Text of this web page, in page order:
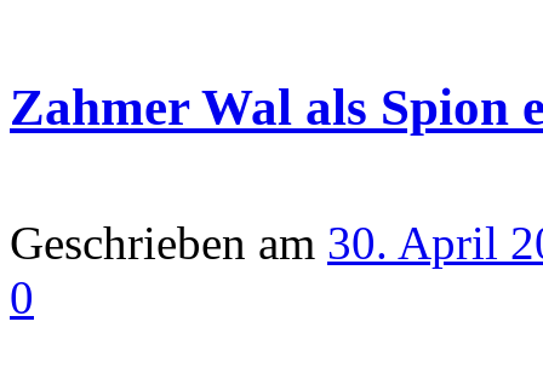
Zahmer Wal als Spion
Geschrieben am 30. April
0